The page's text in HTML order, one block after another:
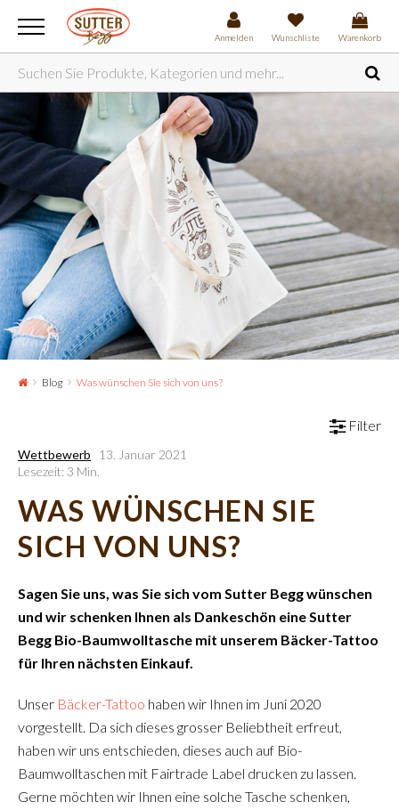
Anmelden Wunschliste Warenkorb
Blog Was wünschen Sie sich von uns?
Filter
Wettbewerb
13. Januar 2021
Lesezeit: 3 Min.
WAS WÜNSCHEN SIE
SICH VON UNS?
Sagen Sie uns, was Sie sich vom Sutter Begg wünschen
und wir schenken Ihnen als Dankeschön eine Sutter
Begg Bio-Baumwolltasche mit unserem Bäcker-Tattoo
für Ihren nächsten Einkauf.
Unser Bäcker-Tattoo haben wir Ihnen im Juni 2020
vorgestellt. Da sich dieses grosser Beliebtheit erfreut,
haben wir uns entschieden, dieses auch auf Bio-
Baumwolltaschen mit Fairtrade Label drucken zu lassen.
Gerne möchten wir Ihnen eine solche Tasche schenken,